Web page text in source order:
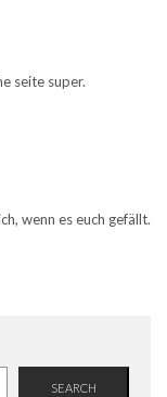
seite super.
wenn es euch gefällt.
SEARCH